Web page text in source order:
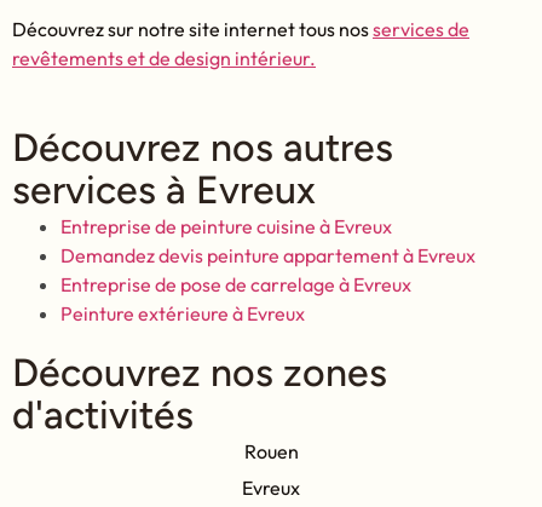
Découvrez sur notre site internet tous nosservices de
revêtements et de design intérieur.
Découvrez nos autres
services à Evreux
Entreprise de peinture cuisine à Evreux
Demandez devis peinture appartement à Evreux
Entreprise de pose de carrelage à Evreux
Peinture extérieure à Evreux
Découvrez nos zones
d'activités
Rouen
Evreux